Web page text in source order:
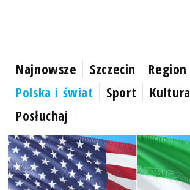
Najnowsze Szczecin
Region
Polska i świat
Sport Kultura
Posłuchaj